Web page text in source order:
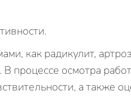
как радикулит,
процессе осмотра
а также